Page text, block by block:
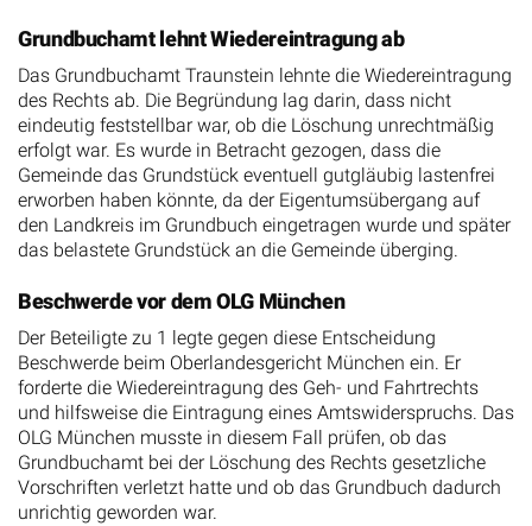
Grundbuchamt lehnt Wiedereintragung ab
Das Grundbuchamt Traunstein lehnte die Wiedereintragung
des Rechts ab. Die Begründung lag darin, dass nicht
eindeutig feststellbar war, ob die Löschung unrechtmäßig
erfolgt war. Es wurde in Betracht gezogen, dass die
Gemeinde das Grundstück eventuell gutgläubig lastenfrei
erworben haben könnte, da der Eigentumsübergang auf
den Landkreis im Grundbuch eingetragen wurde und später
das belastete Grundstück an die Gemeinde überging.
Beschwerde vor dem OLG München
Der Beteiligte zu 1 legte gegen diese Entscheidung
Beschwerde beim Oberlandesgericht München ein. Er
forderte die Wiedereintragung des Geh- und Fahrtrechts
und hilfsweise die Eintragung eines Amtswiderspruchs. Das
OLG München musste in diesem Fall prüfen, ob das
Grundbuchamt bei der Löschung des Rechts gesetzliche
Vorschriften verletzt hatte und ob das Grundbuch dadurch
unrichtig geworden war.